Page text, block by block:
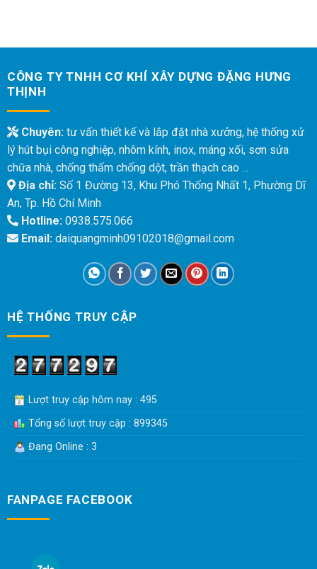
CÔNG TY TNHH CƠ KHÍ XÂY DỰNG ĐẶNG HƯNG
THỊNH
Chuyên:tư vấn thiết kế và lắp đặt nhà xưởng, hệ thống xử
lý hút bụi công nghiệp, nhôm kính, inox, máng xối, sơn sửa
chữa nhà, chống thấm chống dột, trần thạch cao ...
Địa chỉ:Số 1 Đường 13, Khu Phó Thống Nhất 1, Phường Dĩ
An, Tp. Hồ Chí Minh
Hotline:0938.575.066
Email:daiquangminh09102018@gmail.com
HỆ THỐNG TRUY CẬP
Lượt truy cập hôm nay : 495
Tổng số lượt truy cập : 899345
Đang Online : 3
FANPAGE FACEBOOK